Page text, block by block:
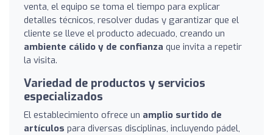
venta, el equipo se toma el tiempo para explicar
detalles técnicos, resolver dudas y garantizar que el
cliente se lleve el producto adecuado, creando un
ambiente cálido y de confianza que invita a repetir
la visita.
Variedad de productos y servicios
especializados
El establecimiento ofrece un amplio surtido de
artículos para diversas disciplinas, incluyendo pádel,